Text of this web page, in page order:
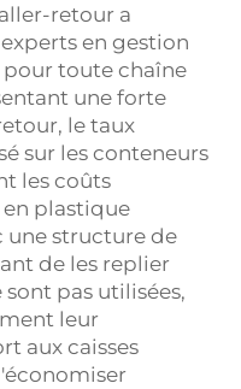
retour a
en gestion
toute chaîne
une forte
le taux
sur les conteneurs
les coûts
plastique
une structure de
de les replier
pas utilisées,
leur
aux caisses